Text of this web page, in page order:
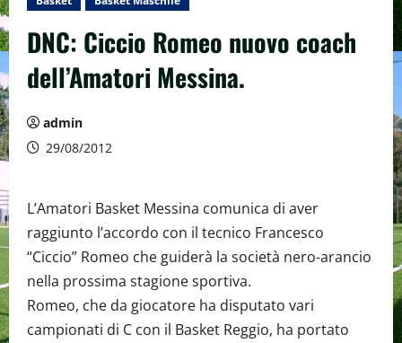
DNC: Ciccio Romeo nuovo coach
dell’Amatori Messina.
admin
29/08/2012
L’Amatori Basket Messina comunica di aver
raggiunto l’accordo con il tecnico Francesco
“Ciccio” Romeo che guiderà la società nero-arancio
nella prossima stagione sportiva.
Romeo, che da giocatore ha disputato vari
campionati di C con il Basket Reggio, ha portato